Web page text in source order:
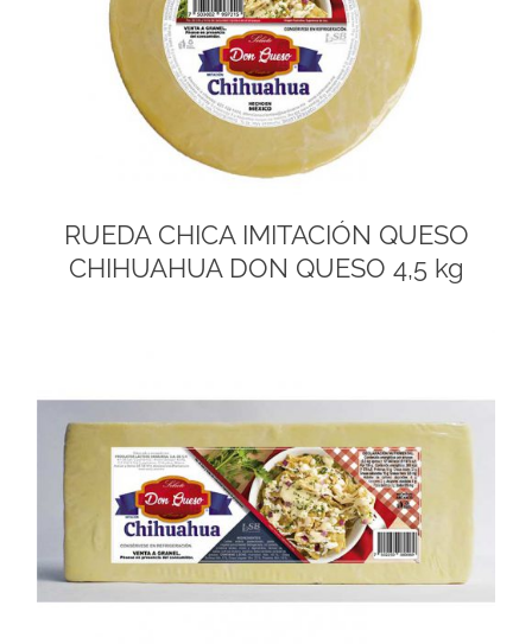
RUEDA CHICA IMITACIÓN QUESO
CHIHUAHUA DON QUESO 4,5 kg